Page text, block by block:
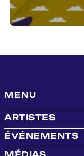
MENU
ARTISTES
ÉVÉNEMENTS